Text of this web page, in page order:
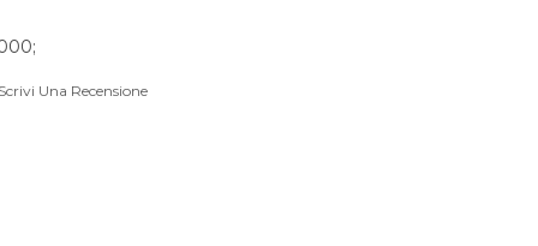
Una Recensione